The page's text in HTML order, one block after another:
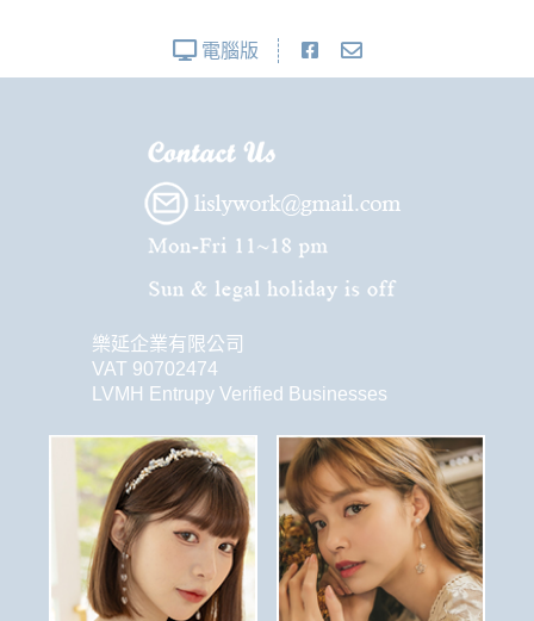
電腦版
樂延企業有限公司
VAT 90702474
LVMH Entrupy Verified Businesses